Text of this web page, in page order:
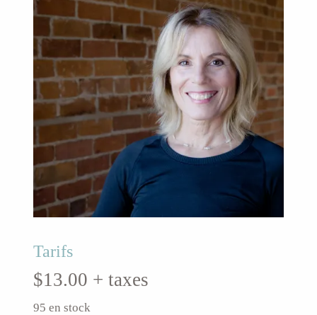
Tarifs
$13.00 + taxes
95 en stock